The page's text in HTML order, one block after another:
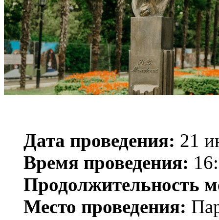
Дата проведения: 21
Время проведения:
Продолжительность
Место проведения: